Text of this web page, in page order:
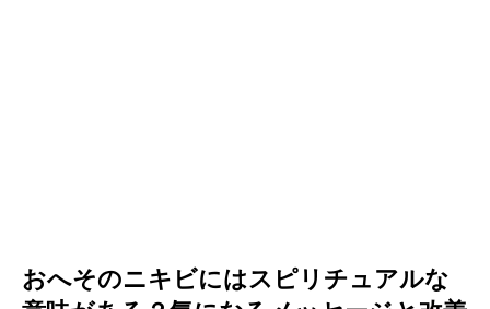
おへそのニキビにはスピリチュアルな